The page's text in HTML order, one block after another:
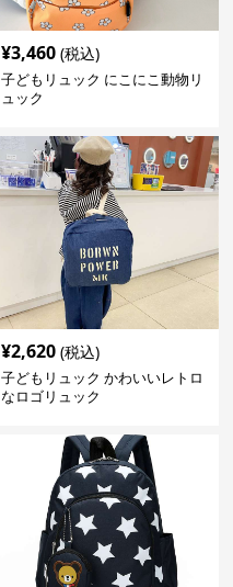
¥3,460 (税込)
子どもリュック にこにこ動物リ
ュック
¥2,620 (税込)
子どもリュック かわいいレトロ
なロゴリュック